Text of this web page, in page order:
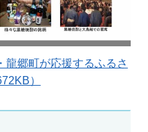
龍郷町が応援するふるさ
）